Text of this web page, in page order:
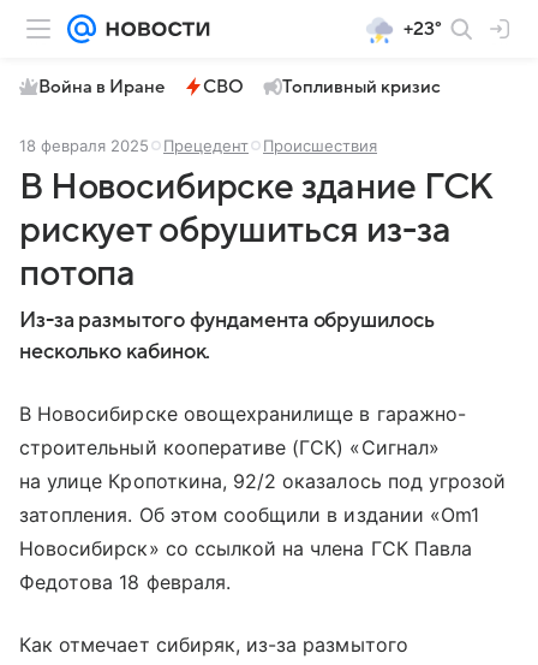
+23°
Война в Иране СВО Топливный кризис
18 февраля 2025 Прецедент Происшествия
В Новосибирске здание ГСК
рискует обрушиться из-за
потопа
Из-за размытого фундамента обрушилось
несколько кабинок.
В Новосибирске овощехранилище в гаражно-
строительный кооперативе (ГСК) «Сигнал»
на улице Кропоткина, 92/2 оказалось под угрозой
затопления. Об этом сообщили в издании «Om1
Новосибирск» со ссылкой на члена ГСК Павла
Федотова 18 февраля.
Как отмечает сибиряк, из-за размытого